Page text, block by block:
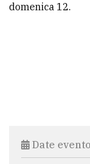
domenica 12.
Date evento